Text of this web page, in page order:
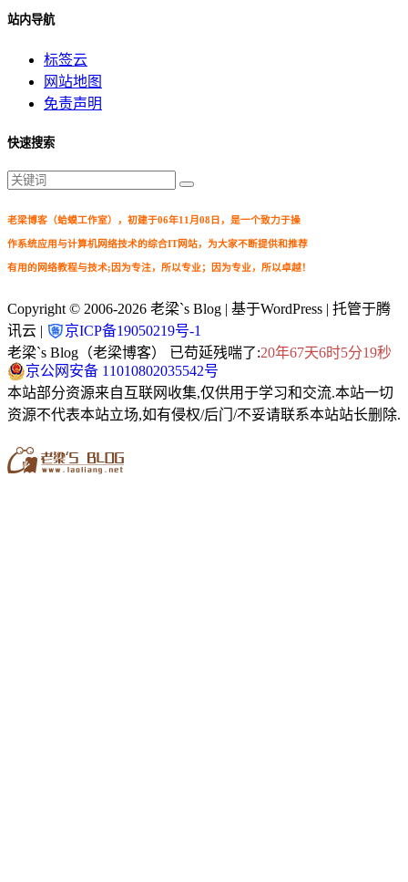
站内导航
标签云
网站地图
免责声明
快速搜索
老梁博客（蛤蟆工作室），初建于06年11月08日，是一个致力于操
作系统应用与计算机网络技术的综合IT网站，为大家不断提供和推荐
有用的网络教程与技术;因为专注，所以专业；因为专业，所以卓越！
Copyright © 2006-2026 老梁`s Blog | 基于WordPress | 托管于腾
讯云 |
京ICP备19050219号-1
老梁`s Blog（老梁博客） 已苟延残喘了:20年67天6时5分20秒
京公网安备 11010802035542号
本站部分资源来自互联网收集,仅供用于学习和交流.本站一切
资源不代表本站立场,如有侵权/后门/不妥请联系本站站长删除.